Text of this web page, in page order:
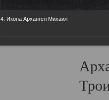
4. Икона Архангел Михаил